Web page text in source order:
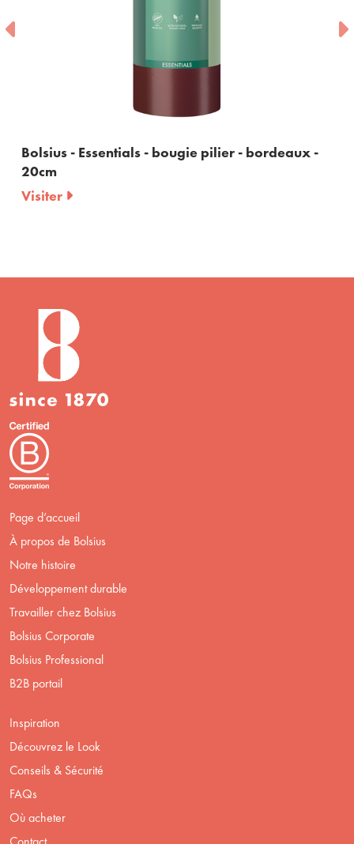
Bolsius - Essentials - bougie pilier - bordeaux -
20cm
Visiter
Page d’accueil
À propos de Bolsius
Notre histoire
Développement durable
Travailler chez Bolsius
Bolsius Corporate
Bolsius Professional
B2B portail
Inspiration
Découvrez le Look
Conseils & Sécurité
FAQs
Où acheter